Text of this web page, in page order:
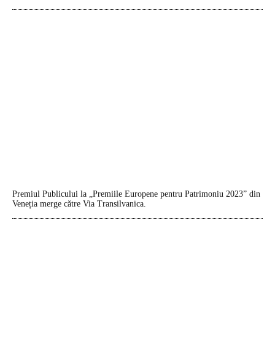
Premiul Publicului la „Premiile Europene pentru Patrimoniu 2023” din
Veneția merge către Via Transilvanica.